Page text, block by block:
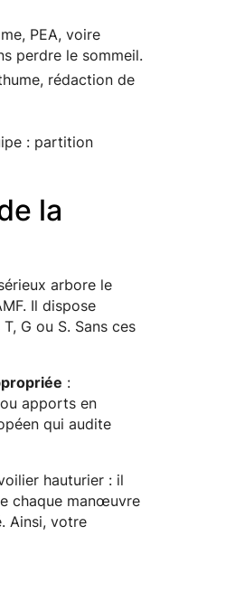
PEA, voire
perdre le sommeil.
rédaction de
: partition
la
arbore le
Il dispose
G ou S. Sans ces
:
apports en
qui audite
hauturier : il
chaque manœuvre
Ainsi, votre